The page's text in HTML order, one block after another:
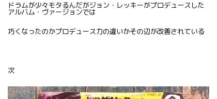
ドラムが少々モタるんだがジョン・レッキーがプロデュースした
アルバム・ヴァージョンでは
巧くなったのかプロデュース力の違いかその辺が改善されている
次